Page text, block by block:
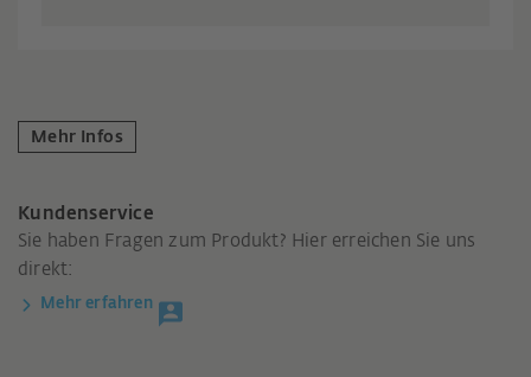
Mehr Infos
Kundenservice
Sie haben Fragen zum Produkt? Hier erreichen Sie uns
direkt:
Mehr erfahren